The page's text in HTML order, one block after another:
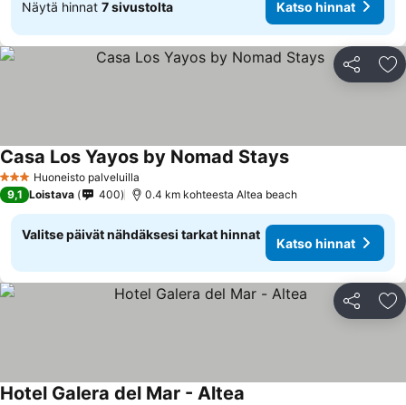
Näytä hinnat 7 sivustolta Katso hinnat
Jaa
3 Tähtiluokitus
Huoneisto palveluilla
Casa Los Yayos by Nomad Stays
9,1 Loistava 400 0.4 km kohteesta Altea beach
Valitse päivät nähdäksesi tarkat hinnat
Katso hinnat
Jaa
Hotel Galera del Mar - Altea